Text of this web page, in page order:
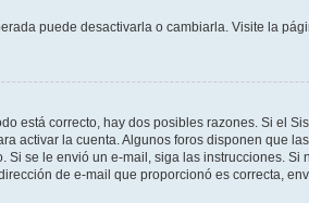
puede desactivarla o cambiarla. Visite la
está correcto, hay dos posibles razones. Si el
activar la cuenta. Algunos foros disponen que
se le envió un e-mail, siga las instrucciones.
de e-mail que proporcionó es correcta,